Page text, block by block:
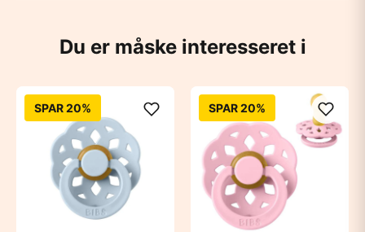
Du er måske interesseret i
SPAR 20% SPAR 20%